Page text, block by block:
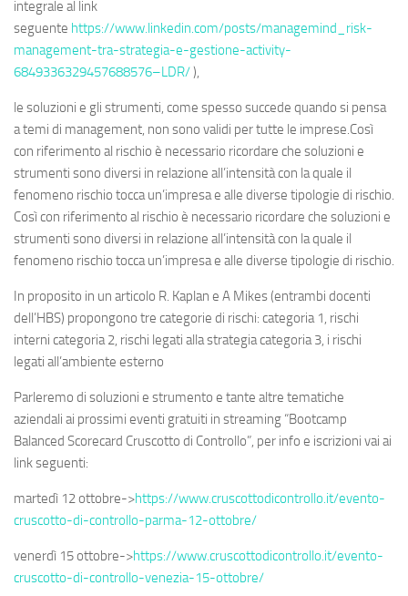
integrale al link
seguente https://www.linkedin.com/posts/managemind_risk-
management-tra-strategia-e-gestione-activity-
6849336329457688576–LDR/ ),
le soluzioni e gli strumenti, come spesso succede quando si pensa
a temi di management, non sono validi per tutte le imprese.Così
con riferimento al rischio è necessario ricordare che soluzioni e
strumenti sono diversi in relazione all’intensità con la quale il
fenomeno rischio tocca un’impresa e alle diverse tipologie di rischio.
Così con riferimento al rischio è necessario ricordare che soluzioni e
strumenti sono diversi in relazione all’intensità con la quale il
fenomeno rischio tocca un’impresa e alle diverse tipologie di rischio.
In proposito in un articolo R. Kaplan e A Mikes (entrambi docenti
dell’HBS) propongono tre categorie di rischi: categoria 1, rischi
interni categoria 2, rischi legati alla strategia categoria 3, i rischi
legati all’ambiente esterno
Parleremo di soluzioni e strumento e tante altre tematiche
aziendali ai prossimi eventi gratuiti in streaming “Bootcamp
Balanced Scorecard Cruscotto di Controllo”, per info e iscrizioni vai ai
link seguenti:
martedì 12 ottobre->https://www.cruscottodicontrollo.it/evento-
cruscotto-di-controllo-parma-12-ottobre/
venerdì 15 ottobre->https://www.cruscottodicontrollo.it/evento-
cruscotto-di-controllo-venezia-15-ottobre/